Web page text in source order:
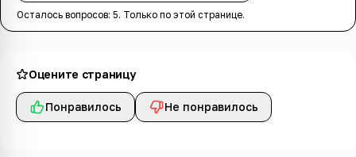
Осталось вопросов: 5. Только по этой странице.
Оцените страницу
Понравилось Не понравилось